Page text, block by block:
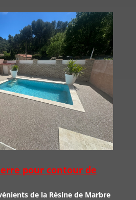
pour contour de
de la Résine de Marbre